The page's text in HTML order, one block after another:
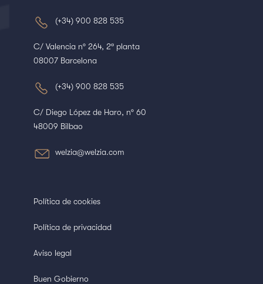
(+34) 900 828 535
C/ Valencia nº 264, 2ª planta
08007 Barcelona
(+34) 900 828 535
C/ Diego López de Haro, nº 60
48009 Bilbao
welzia@welzia.com
Política de cookies
Política de privacidad
Aviso legal
Buen Gobierno